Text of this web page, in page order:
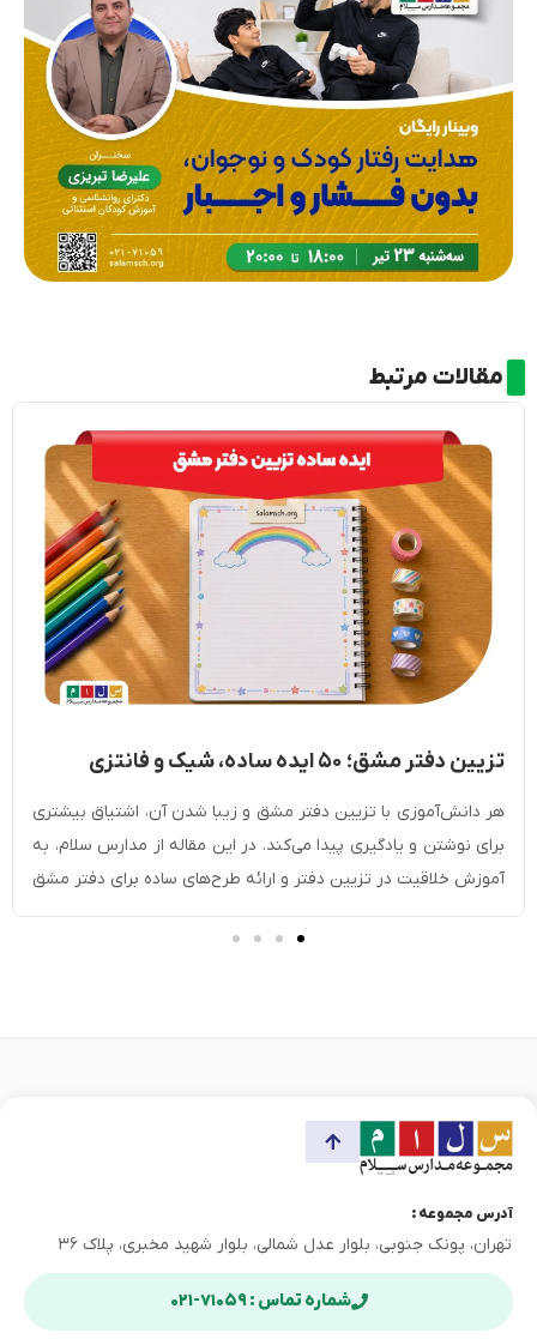
مقالات مرتبط
تزیین دفتر مشق؛ ۵۰ ایده ساده، شیک و فانتزی
(دخترانه و پسرانه)
هر دانش‌آموزی با تزیین دفتر مشق و زیبا شدن آن، اشتیاق بیشتری
برای نوشتن و یادگیری پیدا می‌کند. در این مقاله از مدارس سلام، به
آموزش خلاقیت در تزیین دفتر و ارائه طرح‌های ساده برای دفتر مشق
می‌پردازیم. با آموزش نقاشی حاشیه دفتر، دفتر فرزندتان را به یک
اثری هنری هیجان‌انگیز برای او تبدیل کنید؛ […]
آدرس مجموعه :
تهران، پونک جنوبی، بلوار عدل شمالی، بلوار شهید مخبری، پلاک ۳۶
شماره تماس : ۷۱۰۵۹-۰۲۱